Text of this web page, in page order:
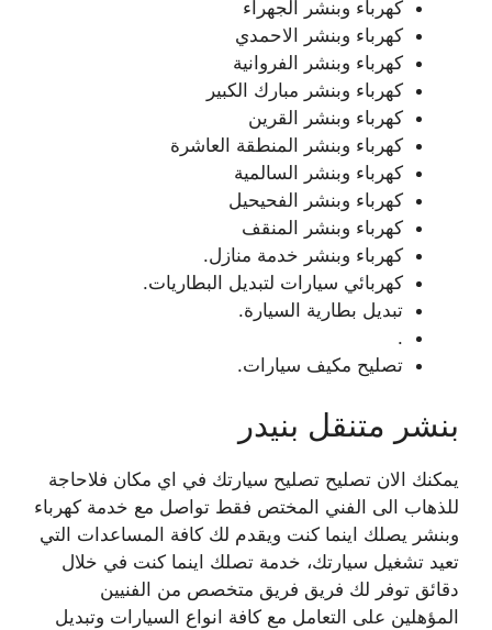
كهرباء وبنشر الجهراء
كهرباء وبنشر الاحمدي
كهرباء وبنشر الفروانية
كهرباء وبنشر مبارك الكبير
كهرباء وبنشر القرين
كهرباء وبنشر المنطقة العاشرة
كهرباء وبنشر السالمية
كهرباء وبنشر الفحيحيل
كهرباء وبنشر المنقف
كهرباء وبنشر خدمة منازل.
كهربائي سيارات لتبديل البطاريات.
تبديل بطارية السيارة.
.
تصليح مكيف سيارات.
بنشر متنقل بنيدر
يمكنك الان تصليح تصليح سيارتك في اي مكان فلاحاجة
للذهاب الى الفني المختص فقط تواصل مع خدمة كهرباء
وبنشر يصلك اينما كنت ويقدم لك كافة المساعدات التي
تعيد تشغيل سيارتك، خدمة تصلك اينما كنت في خلال
دقائق توفر لك فريق فريق متخصص من الفنيين
المؤهلين على التعامل مع كافة انواع السيارات وتبديل